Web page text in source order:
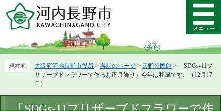
ー
先
ニ
を
本
文
メ
ニ
ー
大阪府河内長野市役所 > 各課のページ > 天野公民館 >
「SDGs-11プ
リザーブドフラワーで作るお正月飾り」今年は和風です。（12月17
日）